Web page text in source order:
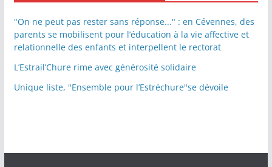
"On ne peut pas rester sans réponse..." : en Cévennes, des
parents se mobilisent pour l’éducation à la vie affective et
relationnelle des enfants et interpellent le rectorat
L’Estrail’Chure rime avec générosité solidaire
Unique liste, "Ensemble pour l’Estréchure"se dévoile